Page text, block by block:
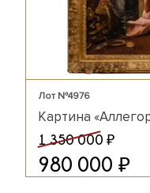
Лот №4976
Картина
1 350 000 ₽
980 000 ₽